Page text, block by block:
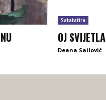
Satatatira
OJ
Deana Sailović -